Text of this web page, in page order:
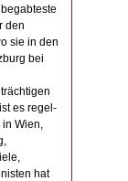
den
sie in den
bei
es regel-
Wien,
hat